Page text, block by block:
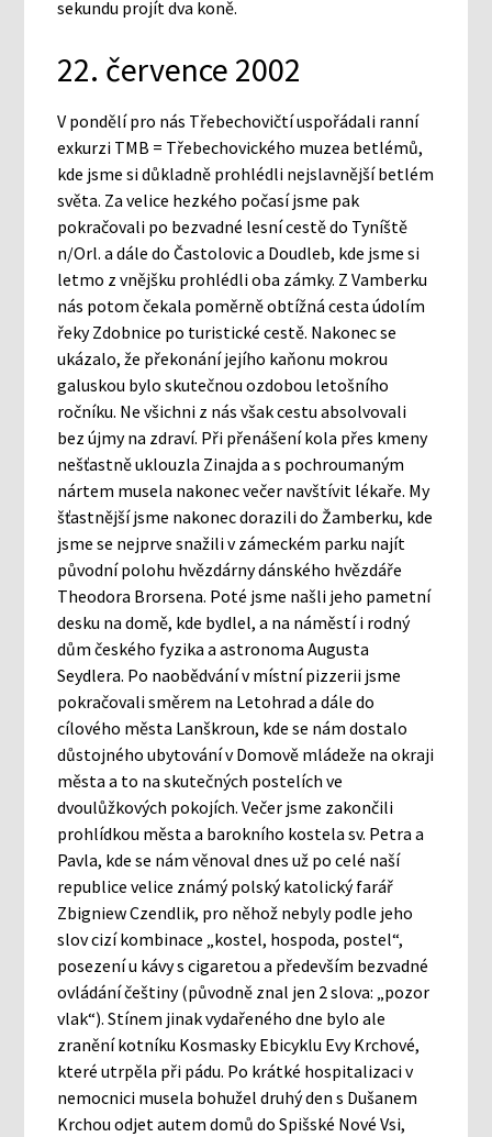
sekundu projít dva koně.
22. července 2002
V pondělí pro nás Třebechovičtí uspořádali ranní
exkurzi TMB = Třebechovického muzea betlémů,
kde jsme si důkladně prohlédli nejslavnější betlém
světa. Za velice hezkého počasí jsme pak
pokračovali po bezvadné lesní cestě do Tyníště
n/Orl. a dále do Častolovic a Doudleb, kde jsme si
letmo z vnějšku prohlédli oba zámky. Z Vamberku
nás potom čekala poměrně obtížná cesta údolím
řeky Zdobnice po turistické cestě. Nakonec se
ukázalo, že překonání jejího kaňonu mokrou
galuskou bylo skutečnou ozdobou letošního
ročníku. Ne všichni z nás však cestu absolvovali
bez újmy na zdraví. Při přenášení kola přes kmeny
nešťastně uklouzla Zinajda a s pochroumaným
nártem musela nakonec večer navštívit lékaře. My
šťastnější jsme nakonec dorazili do Žamberku, kde
jsme se nejprve snažili v zámeckém parku najít
původní polohu hvězdárny dánského hvězdáře
Theodora Brorsena. Poté jsme našli jeho pametní
desku na domě, kde bydlel, a na náměstí i rodný
dům českého fyzika a astronoma Augusta
Seydlera. Po naobědvání v místní pizzerii jsme
pokračovali směrem na Letohrad a dále do
cílového města Lanškroun, kde se nám dostalo
důstojného ubytování v Domově mládeže na okraji
města a to na skutečných postelích ve
dvoulůžkových pokojích. Večer jsme zakončili
prohlídkou města a barokního kostela sv. Petra a
Pavla, kde se nám věnoval dnes už po celé naší
republice velice známý polský katolický farář
Zbigniew Czendlik, pro něhož nebyly podle jeho
slov cizí kombinace „kostel, hospoda, postel“,
posezení u kávy s cigaretou a především bezvadné
ovládání češtiny (původně znal jen 2 slova: „pozor
vlak“). Stínem jinak vydařeného dne bylo ale
zranění kotníku Kosmasky Ebicyklu Evy Krchové,
které utrpěla při pádu. Po krátké hospitalizaci v
nemocnici musela bohužel druhý den s Dušanem
Krchou odjet autem domů do Spišské Nové Vsi,